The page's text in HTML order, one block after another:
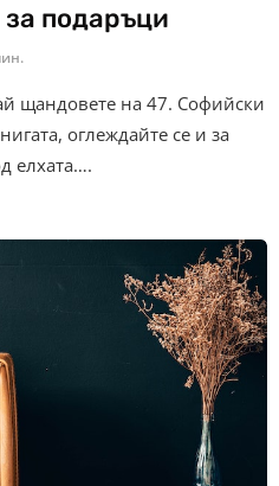
подаръци
щандовете на 47. Софийски
оглеждайте се и за
елхата….